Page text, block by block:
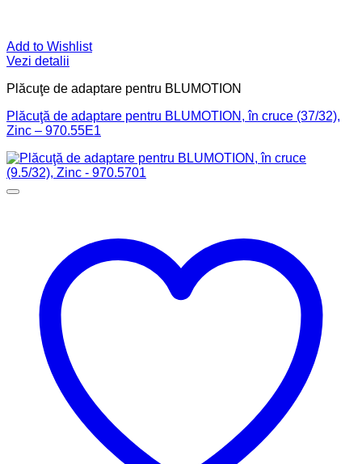
Add to Wishlist
Vezi detalii
Plăcuţe de adaptare pentru BLUMOTION
Plăcuţă de adaptare pentru BLUMOTION, în cruce (37/32),
Zinc – 970.55E1